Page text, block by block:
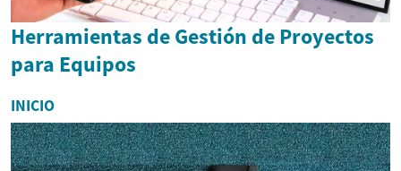
Herramientas de Gestión de Proyectos
para Equipos
INICIO